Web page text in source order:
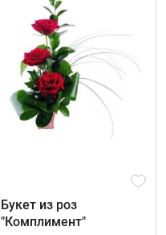
Букет из роз
"Комплимент"